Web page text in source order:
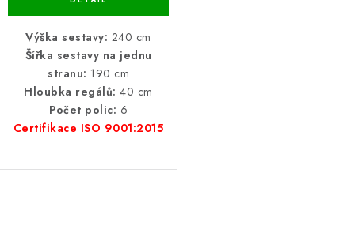
Výška sestavy: 240 cm
Šířka sestavy na jednu
stranu: 190 cm
Hloubka regálů: 40 cm
Počet polic: 6
Certifikace ISO 9001:2015